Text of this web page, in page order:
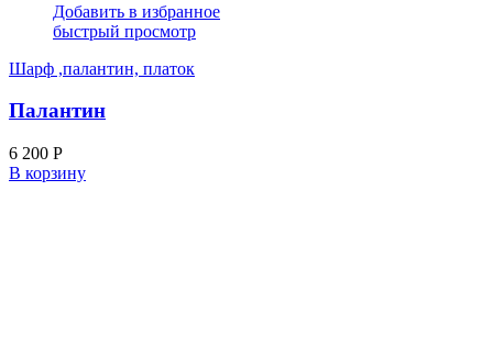
Добавить в избранное
быстрый просмотр
Шарф ,палантин, платок
Палантин
6 200 Р
В корзину